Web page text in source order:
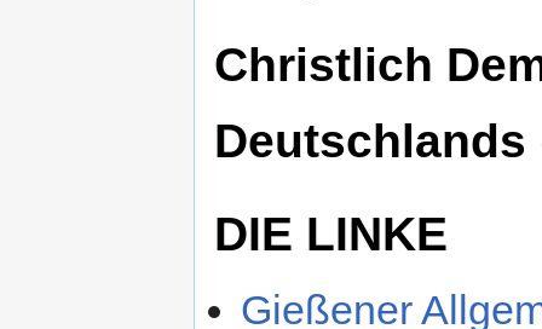
Christlich
Deutschlands
DIE LINKE
Gießener